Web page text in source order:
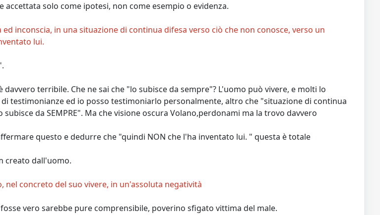
solo come ipotesi, non come esempio o evidenza.
inconscia, in una situazione di continua difesa verso ciò che non conosce, verso un
lui.
terribile. Che ne sai che "lo subisce da sempre"? L'uomo può vivere, e molti lo
testimonianze ed io posso testimoniarlo personalmente, altro che "situazione di continua
da SEMPRE". Ma che visione oscura Volano,perdonami ma la trovo davvero
questo e dedurre che "quindi NON che l'ha inventato lui. " questa è totale
creato dall'uomo.
concreto del suo vivere, in un'assoluta negatività
vero sarebbe pure comprensibile, poverino sfigato vittima del male.